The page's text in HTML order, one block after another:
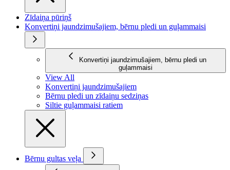
Zīdaiņa pūriņš
Konvertiņi jaundzimušajiem, bērnu pledi un guļammaisi
Konvertiņi jaundzimušajiem, bērnu pledi un
guļammaisi
View All
Konvertiņi jaundzimušajiem
Bērnu pledi un zīdaiņu sedziņas
Siltie guļammaisi ratiem
Bērnu gultas veļa